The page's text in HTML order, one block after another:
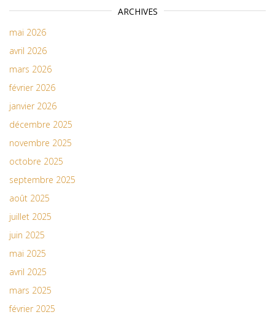
ARCHIVES
mai 2026
avril 2026
mars 2026
février 2026
janvier 2026
décembre 2025
novembre 2025
octobre 2025
septembre 2025
août 2025
juillet 2025
juin 2025
mai 2025
avril 2025
mars 2025
février 2025